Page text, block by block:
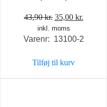
43,90kr. Den
oprindelige
pris
43,90 kr..
35,00 kr.
pris
inkl. moms
Varenr: 13100-2
Tilføj til kurv